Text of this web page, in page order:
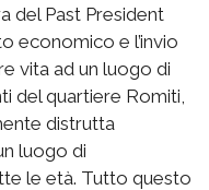
del Past President
economico e l’invio
vita ad un luogo di
del quartiere Romiti,
distrutta
luogo di
le età. Tutto questo